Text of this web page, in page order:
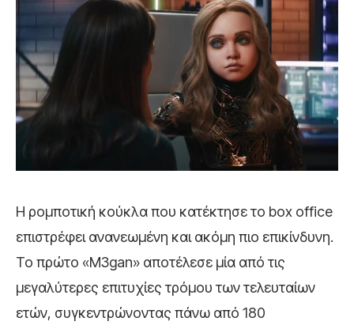
Η ρομποτική κούκλα που κατέκτησε το box office
επιστρέφει ανανεωμένη και ακόμη πιο επικίνδυνη.
Το πρώτο «M3gan» αποτέλεσε μία από τις
μεγαλύτερες επιτυχίες τρόμου των τελευταίων
ετών, συγκεντρώνοντας πάνω από 180